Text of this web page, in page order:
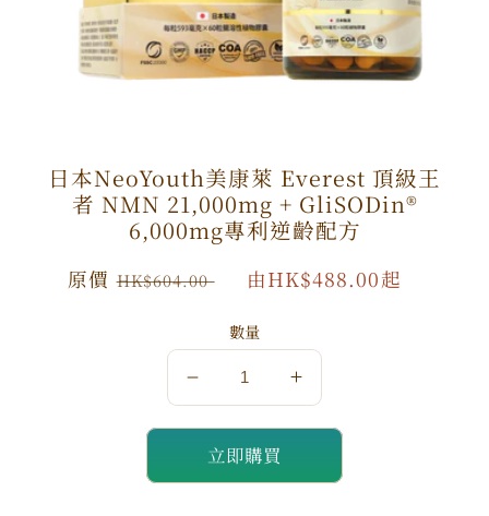
日本NeoYouth美康萊 Everest 頂級王
者 NMN 21,000mg + GliSODin®️
6,000mg專利逆齡配方
原
原價HK$604.00 由HK$488.00起
數量
量
減
少
量
加
立即購買